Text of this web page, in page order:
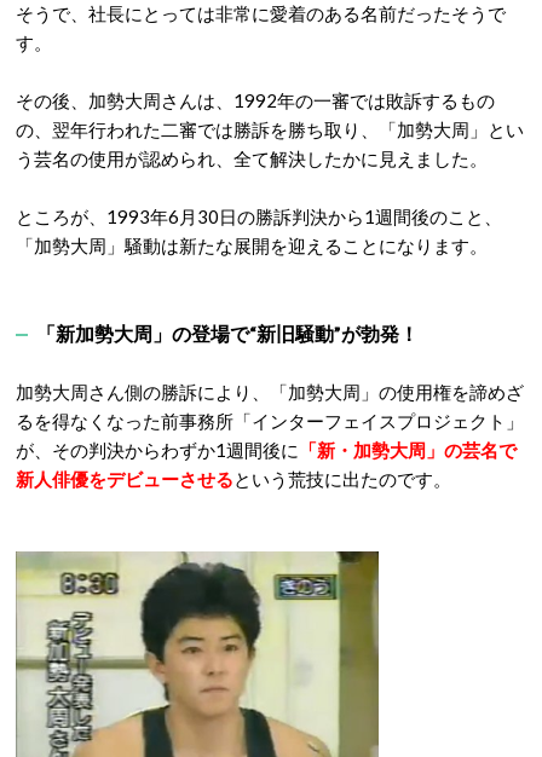
そうで、社長にとっては非常に愛着のある名前だったそうで
す。
その後、加勢大周さんは、1992年の一審では敗訴するもの
の、翌年行われた二審では勝訴を勝ち取り、「加勢大周」とい
う芸名の使用が認められ、全て解決したかに見えました。
ところが、1993年6月30日の勝訴判決から1週間後のこと、
「加勢大周」騒動は新たな展開を迎えることになります。
「新加勢大周」の登場で“新旧騒動”が勃発！
加勢大周さん側の勝訴により、「加勢大周」の使用権を諦めざ
るを得なくなった前事務所「インターフェイスプロジェクト」
が、その判決からわずか1週間後に
「新・加勢大周」の芸名で
新人俳優をデビューさせるという荒技に出たのです。